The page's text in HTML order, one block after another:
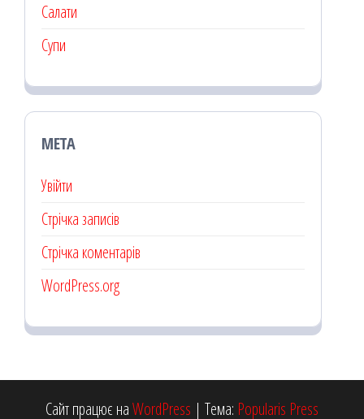
Салати
Супи
МЕТА
Увійти
Стрічка записів
Стрічка коментарів
WordPress.org
Сайт працює наWordPress | Тема: Popularis Press